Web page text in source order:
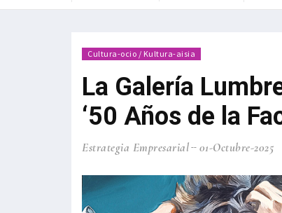
Cultura-ocio / Kultura-aisia
La Galería
‘50 Años de la
Estrategia Empresarial 01-Octubre-2025